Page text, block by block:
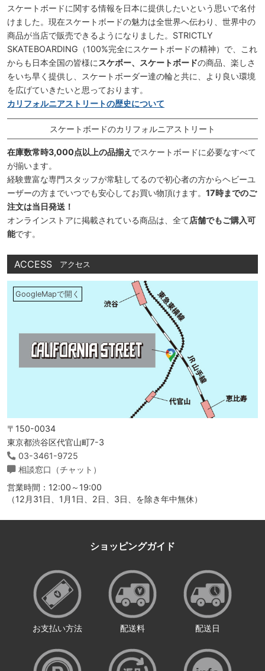
スケートボードに関する情報を日本に提供したいという思いで名付
けました。現在スケートボードの魅力は全世界へ伝わり、世界中の
商品が当店で販売できるようになりました。STRICTLY
SKATEBOARDING（100%完全にスケートボードの精神）で、これ
からも日本全国の皆様に スケボー、スケートボードの商品、楽しさ
をいち早く提供し、スケートボーダー達の輪と共に、より良い環境
を広げていきたいと思っております。
カリフォルニアストリートの歴史について
スケートボードのカリフォルニアストリート
在庫数常時3,000点以上の品揃え でスケートボードに必要なすべて
が揃います。
経験豊富な専門スタッフが常駐してるので初心者の方からヘビーユ
ーザーの方までいつでも安心してお買い物頂けます。 17時までのご
注文は当日発送！
オンラインストアに掲載されている商品は、全て店舗でもご購入可
能です。
ACCESS アクセス
GoogleMapで開く
〒150-0034
東京都渋谷区代官山町7-3
03-3461-9725
相談窓口（チャット）
営業時間：12:00～19:00
（12月31日、1月1日、2日、3日、を除き年中無休）
ショッピングガイド
お支払い方法 配送料 配送日